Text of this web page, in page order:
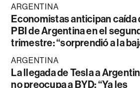
ARGENTINA
Economistas anticipan caída
PBI de Argentina en el
trimestre: “sorprendió a la
ARGENTINA
La llegada de Tesla a
no preocupa a BYD: “Ya les